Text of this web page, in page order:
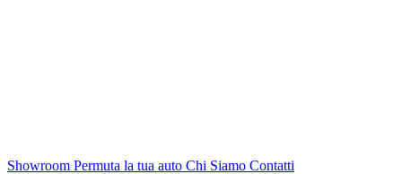
Showroom Permuta la tua auto Chi Siamo Contatti